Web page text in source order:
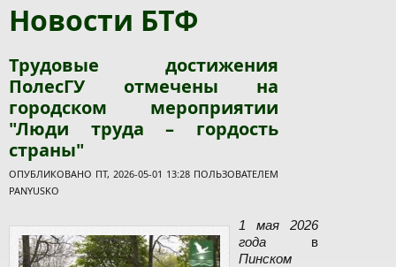
Новости БТФ
Трудовые достижения
ПолесГУ отмечены на
городском мероприятии
"Люди труда – гордость
страны"
ОПУБЛИКОВАНО ПТ, 2026-05-01 13:28 ПОЛЬЗОВАТЕЛЕМ
PANYUSKO
1 мая 2026
года в
Пинском